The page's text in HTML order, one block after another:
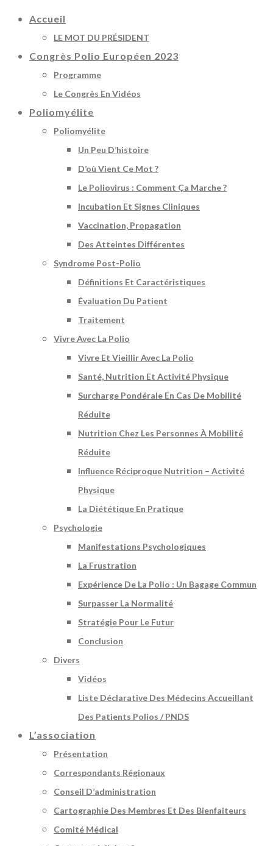
Accueil
LE MOT DU PRÉSIDENT
Congrès Polio Européen 2023
Programme
Le Congrès En Vidéos
Poliomyélite
Poliomyélite
Un Peu D’histoire
D’où Vient Ce Mot ?
Le Poliovirus : Comment Ça Marche ?
Incubation Et Signes Cliniques
Vaccination, Propagation
Des Atteintes Différentes
Syndrome Post-Polio
Définitions Et Caractéristiques
Évaluation Du Patient
Traitement
Vivre Avec La Polio
Vivre Et Vieillir Avec La Polio
Santé, Nutrition Et Activité Physique
Surcharge Pondérale En Cas De Mobilité
Réduite
Nutrition Chez Les Personnes À Mobilité
Réduite
Influence Réciproque Nutrition – Activité
Physique
La Diététique En Pratique
Psychologie
Manifestations Psychologiques
La Frustration
Expérience De La Polio : Un Bagage Commun
Surpasser La Normalité
Stratégie Pour Le Futur
Conclusion
Divers
Vidéos
Liste Déclarative Des Médecins Accueillant
Des Patients Polios / PNDS
L’association
Présentation
Correspondants Régionaux
Conseil D’administration
Cartographie Des Membres Et Des Bienfaiteurs
Comité Médical